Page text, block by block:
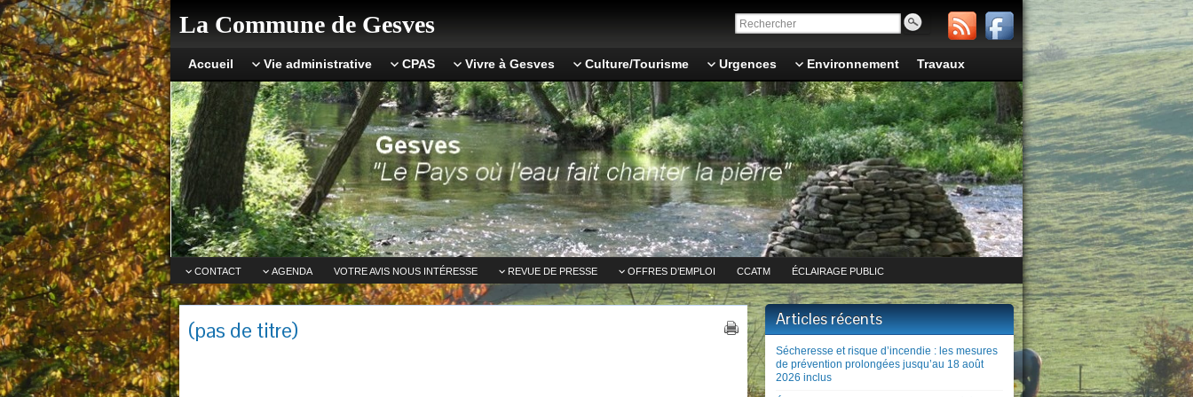
La Commune de Gesves
Accueil Vie administrative CPAS Vivre à Gesves Culture/Tourisme Urgences Environnement Travaux
CONTACT AGENDA VOTRE AVIS NOUS INTÉRESSE REVUE DE PRESSE OFFRES D’EMPLOI CCATM ÉCLAIRAGE PUBLIC
(pas de titre) Articles récents
Sécheresse et risque d’incendie : les mesures
de prévention prolongées jusqu’au 18 août
2026 inclus